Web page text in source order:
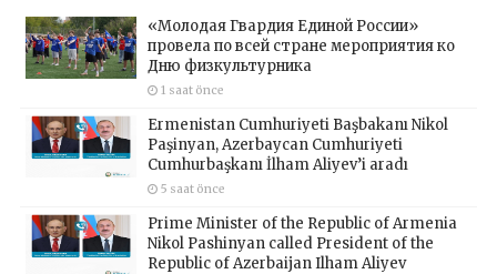
«Молодая Гвардия Единой России»
провела по всей стране мероприятия ко
Дню физкультурника
1 saat önce
Ermenistan Cumhuriyeti Başbakanı Nikol
Paşinyan, Azerbaycan Cumhuriyeti
Cumhurbaşkanı İlham Aliyev’i aradı
5 saat önce
Prime Minister of the Republic of Armenia
Nikol Pashinyan called President of the
Republic of Azerbaijan Ilham Aliyev